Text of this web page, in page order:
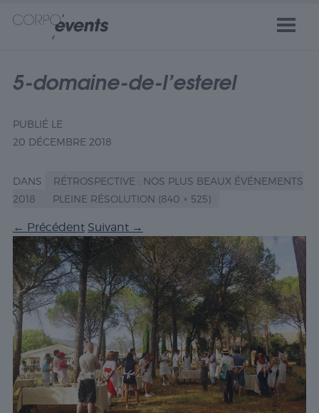
5-domaine-de-l’esterel
PUBLIÉ LE
20 DÉCEMBRE 2018
DANS
RÉTROSPECTIVE : NOS PLUS BEAUX ÉVÉNEMENTS
2018
PLEINE RÉSOLUTION (840 × 525)
← Précédent Suivant →